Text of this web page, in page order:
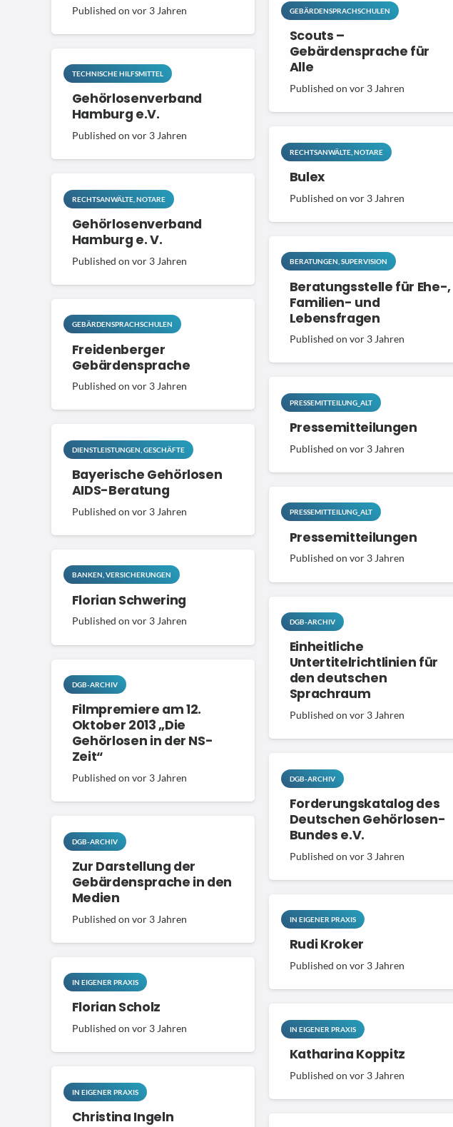
Published on vor 3 Jahren GEBÄRDENSPRACHSCHULEN
Scouts –
Gebärdensprache für
Alle
Published on vor 3 Jahren
TECHNISCHE HILFSMITTEL
Gehörlosenverband
Hamburg e.V.
Published on vor 3 Jahren
RECHTSANWÄLTE, NOTARE
Bulex
Published on vor 3 Jahren
RECHTSANWÄLTE, NOTARE
Gehörlosenverband
Hamburg e. V.
Published on vor 3 Jahren BERATUNGEN, SUPERVISION
Beratungsstelle für Ehe-,
Familien- und
Lebensfragen
Published on vor 3 Jahren
GEBÄRDENSPRACHSCHULEN
Freidenberger
Gebärdensprache
Published on vor 3 Jahren
PRESSEMITTEILUNG_ALT
Pressemitteilungen
Published on vor 3 Jahren
DIENSTLEISTUNGEN, GESCHÄFTE
Bayerische Gehörlosen
AIDS-Beratung
Published on vor 3 Jahren PRESSEMITTEILUNG_ALT
Pressemitteilungen
Published on vor 3 Jahren
BANKEN, VERSICHERUNGEN
Florian Schwering
Published on vor 3 Jahren DGB-ARCHIV
Einheitliche
Untertitelrichtlinien für
den deutschen
Sprachraum
Published on vor 3 Jahren
DGB-ARCHIV
Filmpremiere am 12.
Oktober 2013 „Die
Gehörlosen in der NS-
Zeit“
Published on vor 3 Jahren DGB-ARCHIV
Forderungskatalog des
Deutschen Gehörlosen-
Bundes e.V.
Published on vor 3 Jahren
DGB-ARCHIV
Zur Darstellung der
Gebärdensprache in den
Medien
Published on vor 3 Jahren IN EIGENER PRAXIS
Rudi Kroker
Published on vor 3 Jahren
IN EIGENER PRAXIS
Florian Scholz
Published on vor 3 Jahren IN EIGENER PRAXIS
Katharina Koppitz
Published on vor 3 Jahren
IN EIGENER PRAXIS
Christina Ingeln